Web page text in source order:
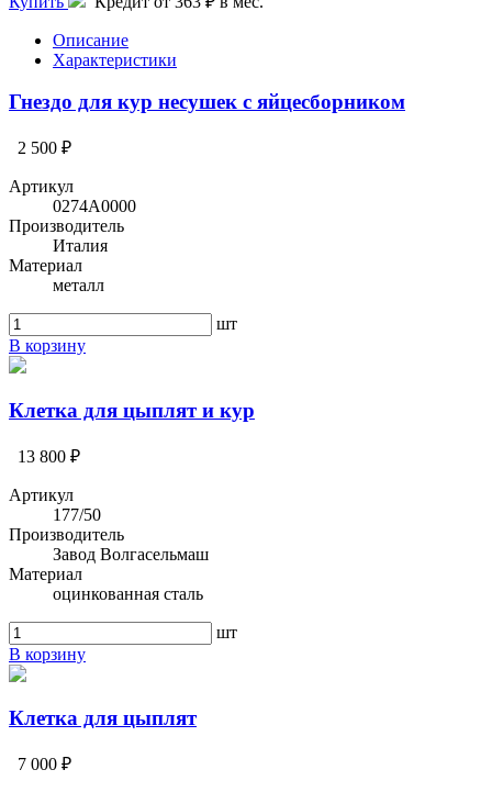
Описание
Характеристики
Гнездо для кур несушек с яйцесборником
2 500 ₽
Артикул
0274A0000
Производитель
Италия
Материал
металл
шт
В корзину
Клетка для цыплят и кур
13 800 ₽
Артикул
177/50
Производитель
Завод Волгасельмаш
Материал
оцинкованная сталь
шт
В корзину
Клетка для цыплят
7 000 ₽